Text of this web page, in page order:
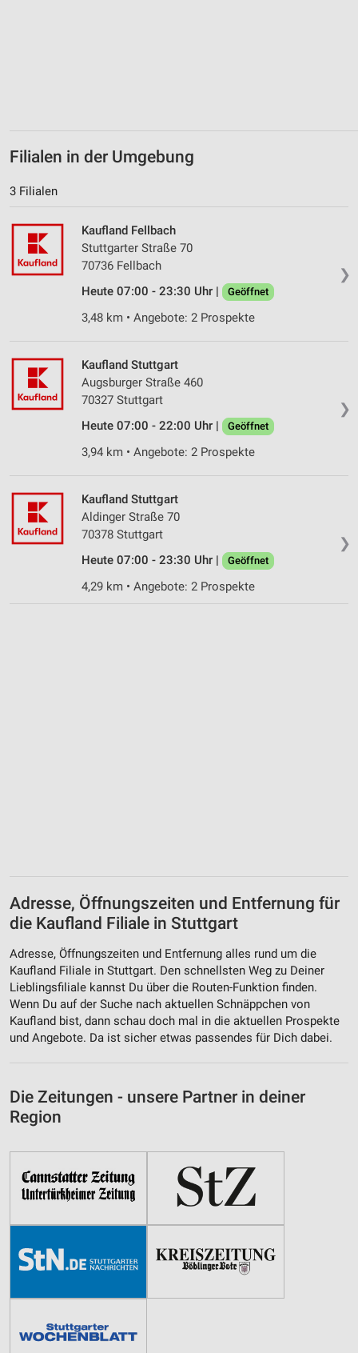
Filialen in der Umgebung
3 Filialen
❯
Kaufland Fellbach
Stuttgarter Straße 70
70736 Fellbach
Heute 07:00 - 23:30 Uhr |
Geöffnet
3,48 km • Angebote: 2 Prospekte
❯
Kaufland Stuttgart
Augsburger Straße 460
70327 Stuttgart
Heute 07:00 - 22:00 Uhr |
Geöffnet
3,94 km • Angebote: 2 Prospekte
❯
Kaufland Stuttgart
Aldinger Straße 70
70378 Stuttgart
Heute 07:00 - 23:30 Uhr |
Geöffnet
4,29 km • Angebote: 2 Prospekte
Adresse, Öffnungszeiten und Entfernung für
die Kaufland Filiale in Stuttgart
Adresse, Öffnungszeiten und Entfernung alles rund um die
Kaufland Filiale in Stuttgart. Den schnellsten Weg zu Deiner
Lieblingsfiliale kannst Du über die Routen-Funktion finden.
Wenn Du auf der Suche nach aktuellen Schnäppchen von
Kaufland bist, dann schau doch mal in die aktuellen Prospekte
und Angebote. Da ist sicher etwas passendes für Dich dabei.
Die Zeitungen - unsere Partner in deiner
Region
Messung der Werbeleistung
Analyse von Zielgruppen durch Statistiken oder
Kombinationen von Daten aus verschiedenen
Quellen
Entwicklung und Verbesserung der Angebote
Verwendung reduzierter Daten zur Auswahl von
IAB-Besonderheiten:
Verwendung genauer Standortdaten
Geräte anhand von aktiv angeforderten
Notwendig
Performance